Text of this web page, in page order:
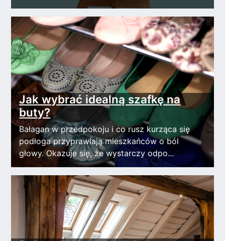
Jak wybrać idealną szafkę na
buty?
Bałagan w przedpokoju i co rusz kurząca się
podłoga przyprawiają mieszkańców o ból
głowy. Okazuje się, że wystarczy odpo...